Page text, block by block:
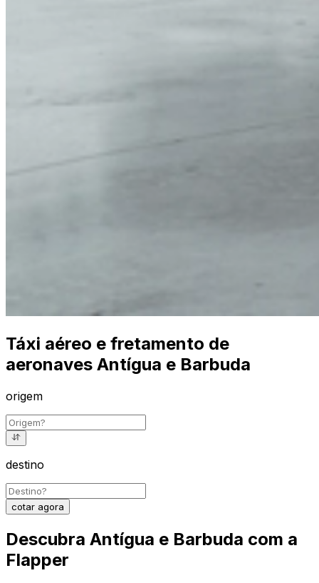
Táxi aéreo e fretamento de
aeronaves Antígua e Barbuda
origem
destino
cotar agora
Descubra Antígua e Barbuda com a
Flapper